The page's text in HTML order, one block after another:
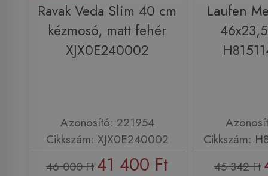
Ravak Veda Slim 40 cm
kézmosó, matt fehér
XJX0E240002
Azonosító: 221954
Cikkszám: XJX0E240002
46 000 Ft41 400 Ft
Laufen
Cikkszám:
45 342 Ft